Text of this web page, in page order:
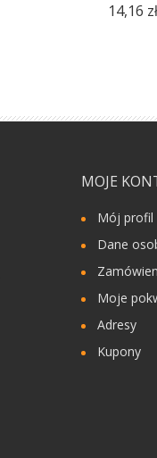
14,16 zł
MOJE
Mój profil
Dane
Moje
Adresy
Kupony